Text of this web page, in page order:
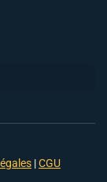
|CGU